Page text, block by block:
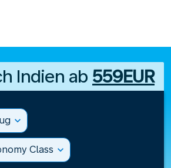
Indien ab 559EUR
expand_more
Class expand_more